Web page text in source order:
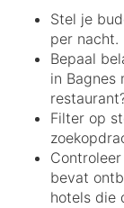
Stel je
per nacht.
Bepaal
in Bagnes
Filter op
bevat
hotels die